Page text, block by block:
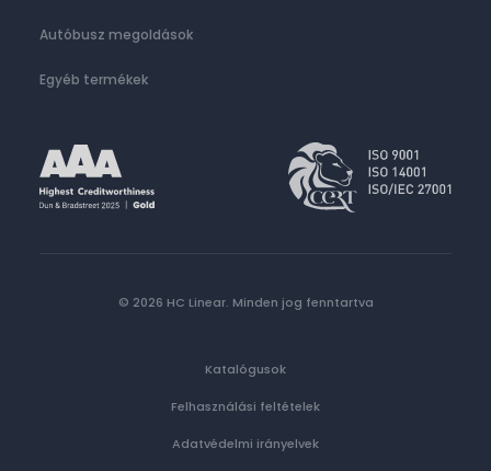
Autóbusz megoldások
Egyéb termékek
© 2026 HC Linear. Minden jog fenntartva
Katalógusok
Felhasználási feltételek
Adatvédelmi irányelvek